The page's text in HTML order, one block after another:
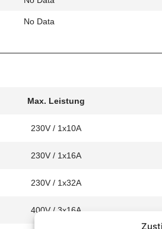
No Data
Max. Leistung
230V / 1x10A
230V / 1x16A
230V / 1x32A
400V / 3x16A